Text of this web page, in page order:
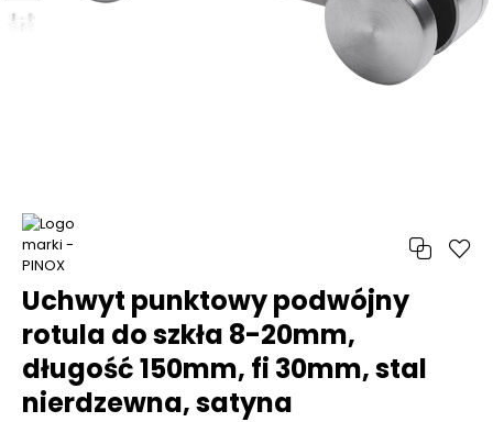
Uchwyt punktowy podwójny
rotula do szkła 8-20mm,
długość 150mm, fi 30mm, stal
nierdzewna, satyna